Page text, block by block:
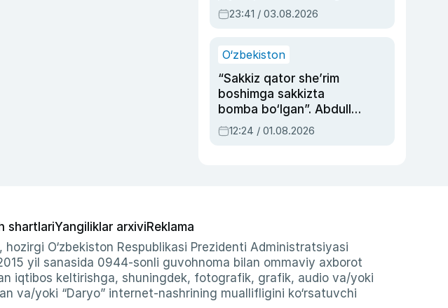
ayolga sud hukmi o‘qildi
23:41 / 03.08.2026
O‘zbekiston
“Sakkiz qator she’rim
boshimga sakkizta
bomba bo‘lgan”. Abdulla
Oripovni siyosiy
ayblovlardan asrab
12:24 / 01.08.2026
shartlariYangiliklar arxiviReklama
O‘zbekiston Respublikasi Prezidenti Administratsiyasi
yil sanasida 0944-sonli guvohnoma bilan ommaviy axborot
iqtibos keltirishga, shuningdek, fotografik, grafik, audio va/yoki
va/yoki “Daryo” internet-nashrining muallifligini ko‘rsatuvchi